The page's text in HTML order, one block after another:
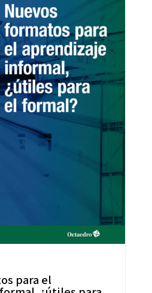
para el